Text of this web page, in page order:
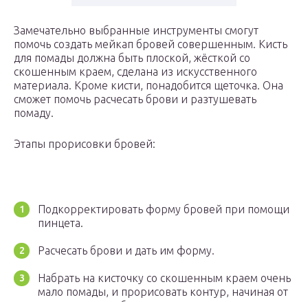
Замечательно выбранные инструменты смогут
помочь создать мейкап бровей совершенным. Кисть
для помады должна быть плоской, жёсткой со
скошенным краем, сделана из искусственного
материала. Кроме кисти, понадобится щеточка. Она
сможет помочь расчесать брови и разтушевать
помаду.
Этапы прорисовки бровей:
Подкорректировать форму бровей при помощи
пинцета.
Расчесать брови и дать им форму.
Набрать на кисточку со скошенным краем очень
мало помады, и прорисовать контур, начиная от